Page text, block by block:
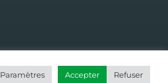
Paramètres Accepter Refuser